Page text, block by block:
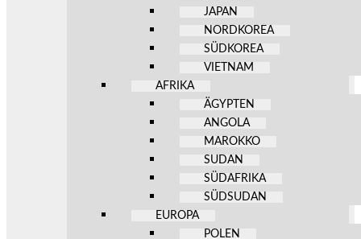
JAPAN
NORDKOREA
SÜDKOREA
VIETNAM
AFRIKA
ÄGYPTEN
ANGOLA
MAROKKO
SUDAN
SÜDAFRIKA
SÜDSUDAN
EUROPA
POLEN